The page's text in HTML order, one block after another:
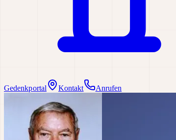
Gedenkportal Kontakt Anrufen